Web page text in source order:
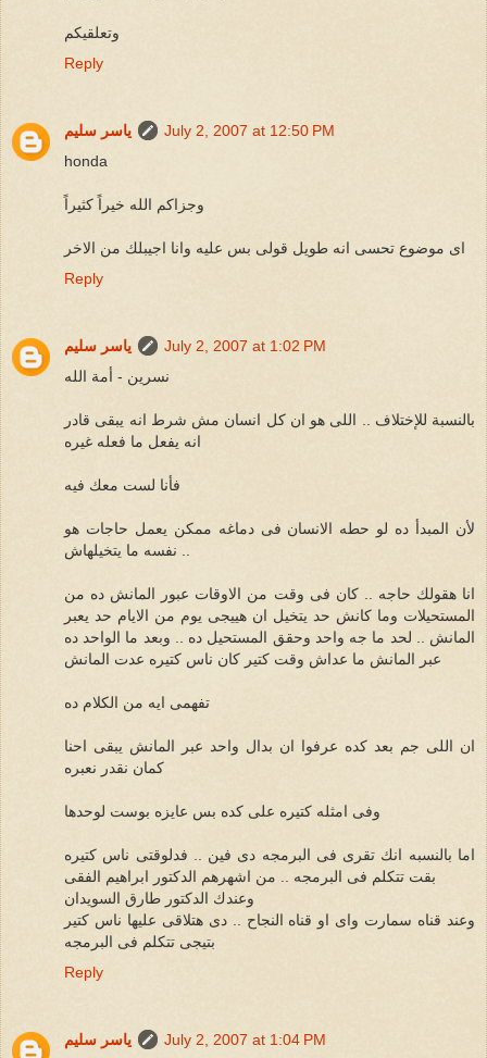
وتعلقيكم
Reply
ياسر سليم
July 2, 2007 at 12:50 PM
honda
وجزاكم الله خيراً كثيراً
اى موضوع تحسى انه طويل قولى بس عليه وانا اجيبلك من الاخر
Reply
ياسر سليم
July 2, 2007 at 1:02 PM
نسرين - أمة الله
بالنسبة للإختلاف .. اللى هو ان كل انسان مش شرط انه يبقى قادر
انه يفعل ما فعله غيره
فأنا لست معك فيه
لأن المبدأ ده لو حطه الانسان فى دماغه ممكن يعمل حاجات هو
نفسه ما يتخيلهاش ..
انا هقولك حاجه .. كان فى وقت من الاوقات عبور المانش ده من
المستحيلات وما كانش حد يتخيل ان هييجى يوم من الايام حد يعبر
المانش .. لحد ما جه واحد وحقق المستحيل ده .. وبعد ما الواحد ده
عبر المانش ما عداش وقت كتير كان ناس كتيره عدت المانش
تفهمى ايه من الكلام ده
ان اللى جم بعد كده عرفوا ان بدال واحد عبر المانش يبقى احنا
كمان نقدر نعبره
وفى امثله كتيره على كده بس عايزه بوست لوحدها
اما بالنسبه انك تقرى فى البرمجه دى فين .. فدلوقتى ناس كتيره
بقت تتكلم فى البرمجه .. من اشهرهم الدكتور ابراهيم الفقى
وعندك الدكتور طارق السويدان
وعند قناه سمارت واى او قناه النجاح .. دى هتلاقى عليها ناس كتير
بتيجى تتكلم فى البرمجه
Reply
ياسر سليم July 2, 2007 at 1:04 PM